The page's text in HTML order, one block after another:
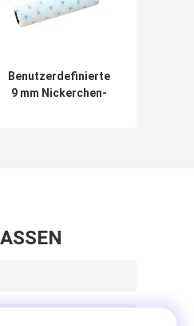
Benutzerdefinierte
9 mm Nickerchen-